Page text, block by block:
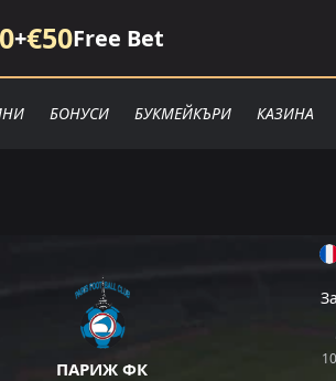
+€50Free Bet
БОНУСИ БУКМЕЙКЪРИ КАЗИНА
ПАРИЖ ФК